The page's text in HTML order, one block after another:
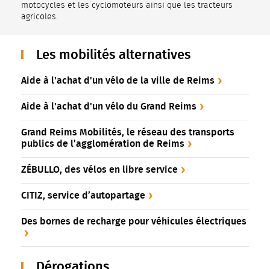
motocycles et les cyclomoteurs ainsi que les tracteurs
agricoles.
Les mobilités alternatives
Aide à l'achat d'un vélo de la ville de Reims
Aide à l'achat d'un vélo du Grand Reims
Grand Reims Mobilités, le réseau des transports
publics de l’agglomération de Reims
ZÉBULLO, des vélos en libre service
CITIZ, service d’autopartage
Des bornes de recharge pour véhicules électriques